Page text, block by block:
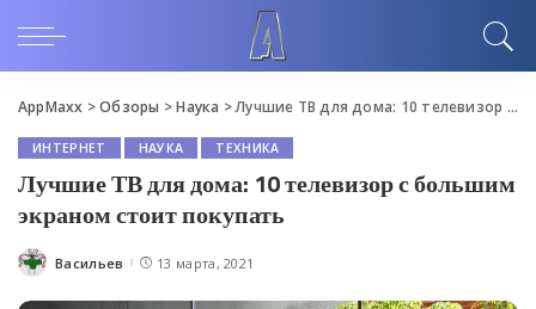
AppMaxx >Обзоры >Наука >Лучшие ТВ для дома: 10 телевизор с большим экраном стоит покупать
ИНТЕРНЕТ НАУКА ТЕХНИКА
Лучшие ТВ для дома: 10 телевизор с большим
экраном стоит покупать
Posted
Васильев 13 марта, 2021